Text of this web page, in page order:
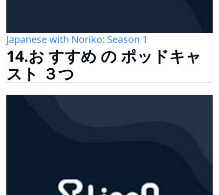
Japanese with Noriko: Season 1
14.お すすめ の ポッドキャ
スト ３つ